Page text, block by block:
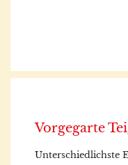
Vorgegarte
Unterschiedlichste